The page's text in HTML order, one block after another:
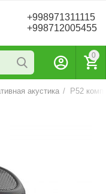
+998971311115
+998712005455
0
акустика / P52